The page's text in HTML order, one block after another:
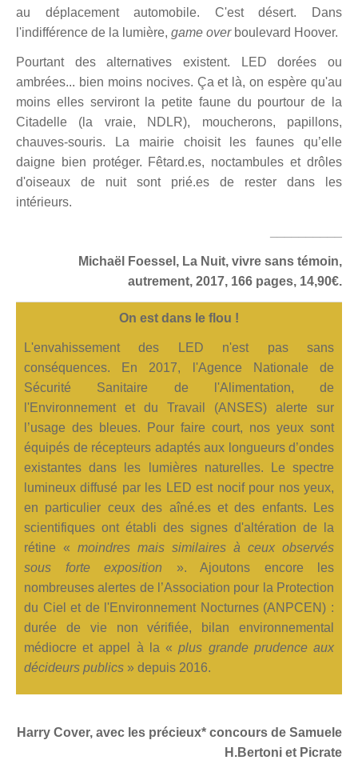
au déplacement automobile. C'est désert. Dans
l'indifférence de la lumière, game over boulevard Hoover.
Pourtant des alternatives existent. LED dorées ou
ambrées... bien moins nocives. Ça et là, on espère qu'au
moins elles serviront la petite faune du pourtour de la
Citadelle (la vraie, NDLR), moucherons, papillons,
chauves-souris. La mairie choisit les faunes qu’elle
daigne bien protéger. Fêtard.es, noctambules et drôles
d'oiseaux de nuit sont prié.es de rester dans les
intérieurs.
Michaël Foessel, La Nuit, vivre sans témoin,
autrement, 2017, 166 pages, 14,90€.
On est dans le flou !
L'envahissement des LED n'est pas sans
conséquences. En 2017, l'Agence Nationale de
Sécurité Sanitaire de l'Alimentation, de
l'Environnement et du Travail (ANSES) alerte sur
l’usage des bleues. Pour faire court, nos yeux sont
équipés de récepteurs adaptés aux longueurs d’ondes
existantes dans les lumières naturelles. Le spectre
lumineux diffusé par les LED est nocif pour nos yeux,
en particulier ceux des aîné.es et des enfants. Les
scientifiques ont établi des signes d'altération de la
rétine « moindres mais similaires à ceux observés
sous forte exposition ». Ajoutons encore les
nombreuses alertes de l’Association pour la Protection
du Ciel et de l'Environnement Nocturnes (ANPCEN) :
durée de vie non vérifiée, bilan environnemental
médiocre et appel à la «plus grande prudence aux
décideurs publics » depuis 2016.
Harry Cover, avec les précieux* concours de Samuele
H.Bertoni et Picrate